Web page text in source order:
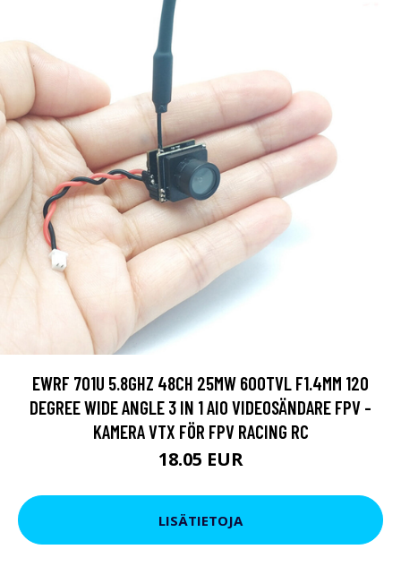
EWRF 701U 5.8GHZ 48CH 25MW 600TVL F1.4MM 120
DEGREE WIDE ANGLE 3 IN 1 AIO VIDEOSÄNDARE FPV -
KAMERA VTX FÖR FPV RACING RC
18.05 EUR
LISÄTIETOJA